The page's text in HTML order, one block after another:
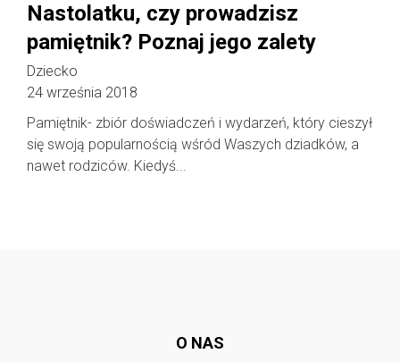
Nastolatku, czy prowadzisz
pamiętnik? Poznaj jego zalety
Dziecko
24 września 2018
Pamiętnik- zbiór doświadczeń i wydarzeń, który cieszył
się swoją popularnością wśród Waszych dziadków, a
nawet rodziców. Kiedyś...
O NAS